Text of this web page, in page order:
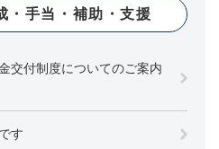
・手当・補助・支援
交付制度についてのご案内
す